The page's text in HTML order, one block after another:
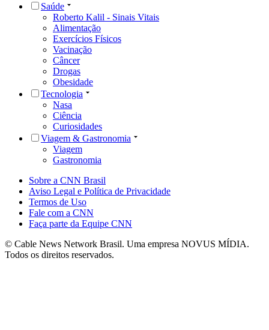
Saúde
Roberto Kalil - Sinais Vitais
Alimentação
Exercícios Físicos
Vacinação
Câncer
Drogas
Obesidade
Tecnologia
Nasa
Ciência
Curiosidades
Viagem & Gastronomia
Viagem
Gastronomia
Sobre a CNN Brasil
Aviso Legal e Política de Privacidade
Termos de Uso
Fale com a CNN
Faça parte da Equipe CNN
© Cable News Network Brasil. Uma empresa NOVUS MÍDIA.
Todos os direitos reservados.